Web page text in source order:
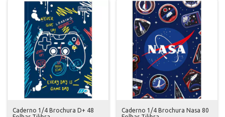
Caderno 1/4 Brochura D+ 48
Caderno 1/4 Brochura Nasa 80